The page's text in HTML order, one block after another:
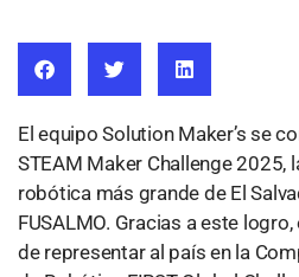
El equipo Solution Maker’s se
STEAM Maker Challenge 2025,
robótica más grande de El
FUSALMO. Gracias a este
de representar al país en la